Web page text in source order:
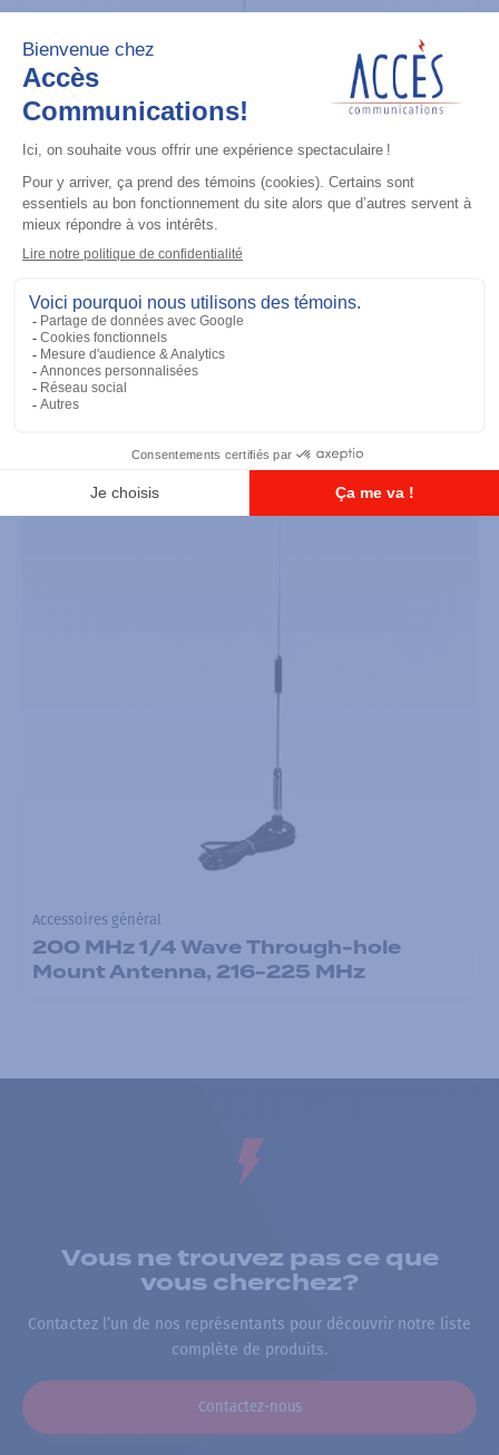
Accessoires général
UHF 3.5dB Gain Through-hole Mount
Antenna, 470-494 MHz
Ajouter à la liste
Accessoires général
200 MHz 1/4 Wave Through-hole
Mount Antenna, 216-225 MHz
Vous ne trouvez pas ce que
vous cherchez?
Contactez l’un de nos représentants pour découvrir notre liste
complète de produits.
Contactez-nous